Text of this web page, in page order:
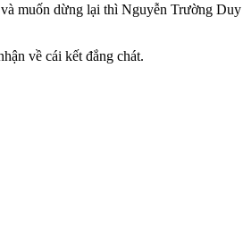
muốn dừng lại thì Nguyễn Trường
về cái kết đắng chát.